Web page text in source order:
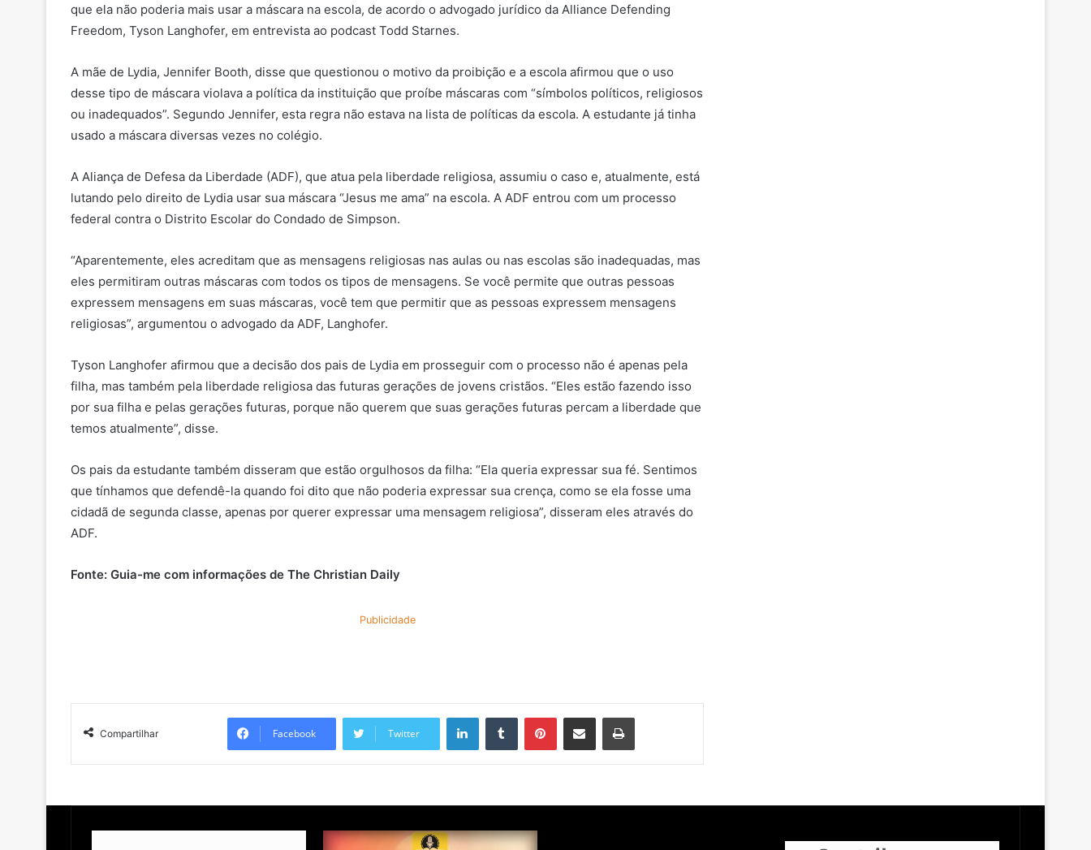
que ela não poderia mais usar a máscara na escola, de acordo o advogado jurídico da Alliance Defending
Freedom, Tyson Langhofer, em entrevista ao podcast Todd Starnes.
A mãe de Lydia, Jennifer Booth, disse que questionou o motivo da proibição e a escola afirmou que o uso
desse tipo de máscara violava a política da instituição que proíbe máscaras com “símbolos políticos, religiosos
ou inadequados”. Segundo Jennifer, esta regra não estava na lista de políticas da escola. A estudante já tinha
usado a máscara diversas vezes no colégio.
A Aliança de Defesa da Liberdade (ADF), que atua pela liberdade religiosa, assumiu o caso e, atualmente, está
lutando pelo direito de Lydia usar sua máscara “Jesus me ama” na escola. A ADF entrou com um processo
federal contra o Distrito Escolar do Condado de Simpson.
“Aparentemente, eles acreditam que as mensagens religiosas nas aulas ou nas escolas são inadequadas, mas
eles permitiram outras máscaras com todos os tipos de mensagens. Se você permite que outras pessoas
expressem mensagens em suas máscaras, você tem que permitir que as pessoas expressem mensagens
religiosas”, argumentou o advogado da ADF, Langhofer.
Tyson Langhofer afirmou que a decisão dos pais de Lydia em prosseguir com o processo não é apenas pela
filha, mas também pela liberdade religiosa das futuras gerações de jovens cristãos. “Eles estão fazendo isso
por sua filha e pelas gerações futuras, porque não querem que suas gerações futuras percam a liberdade que
temos atualmente”, disse.
Os pais da estudante também disseram que estão orgulhosos da filha: “Ela queria expressar sua fé. Sentimos
que tínhamos que defendê-la quando foi dito que não poderia expressar sua crença, como se ela fosse uma
cidadã de segunda classe, apenas por querer expressar uma mensagem religiosa”, disseram eles através do
ADF.
Fonte: Guia-me com informações de The Christian Daily
Publicidade
Compartilhar Facebook Twitter
LinkedinTumblr PinterestCompartilhar via e-mail Imprimir